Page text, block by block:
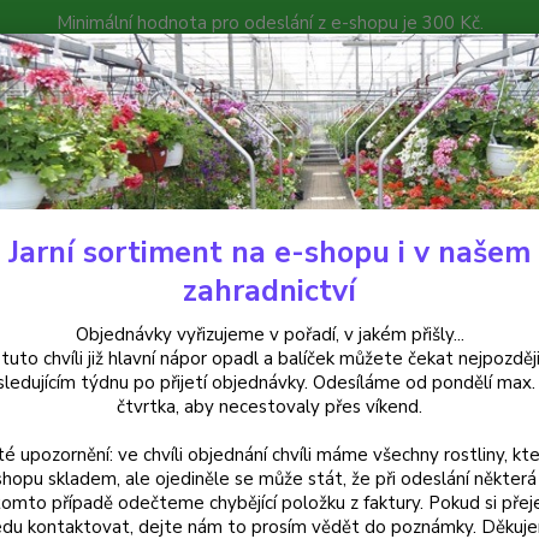
Minimální hodnota pro odeslání z e-shopu je 300 Kč.
můžete čekat nejpozději v následujícím týdnu po přijetí
Poradna Kontakty
Hledat
Fuchsie Jollies Reims Fuchsie - cena na prodejně
Reims Fuchsie - cena na
cm,
Jarní sortiment na e-shopu i v našem
zahradnictví
Objednávky vyřizujeme v pořadí, v jakém přišly...
chvíli již hlavní nápor opadl a balíček můžete čekat
týdnu po přijetí objednávky. Odesíláme od pondělí
čtvrtka, aby necestovaly přes víkend.
upozornění: ve chvíli objednání chvíli máme všechny rostliny,
skladem, ale ojediněle se může stát, že při odeslání některá
případě odečteme chybějící položku z faktury. Pokud si
kontaktovat, dejte nám to prosím vědět do poznámky.